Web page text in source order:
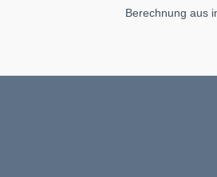
Berechnung aus